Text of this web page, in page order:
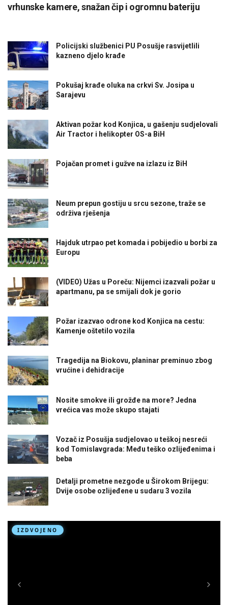
vrhunske kamere, snažan čip i ogromnu bateriju
Policijski službenici PU Posušje rasvijetlili
kazneno djelo krađe
Pokušaj krađe oluka na crkvi Sv. Josipa u
Sarajevu
Aktivan požar kod Konjica, u gašenju sudjelovali
Air Tractor i helikopter OS-a BiH
Pojačan promet i gužve na izlazu iz BiH
Neum prepun gostiju u srcu sezone, traže se
održiva rješenja
Hajduk utrpao pet komada i pobijedio u borbi za
Europu
(VIDEO) Užas u Poreču: Nijemci izazvali požar u
apartmanu, pa se smijali dok je gorio
Požar izazvao odrone kod Konjica na cestu:
Kamenje oštetilo vozila
Tragedija na Biokovu, planinar preminuo zbog
vrućine i dehidracije
Nosite smokve ili grožđe na more? Jedna
vrećica vas može skupo stajati
Vozač iz Posušja sudjelovao u teškoj nesreći
kod Tomislavgrada: Među teško ozlijeđenima i
beba
Detalji prometne nezgode u Širokom Brijegu:
Dvije osobe ozlijeđene u sudaru 3 vozila